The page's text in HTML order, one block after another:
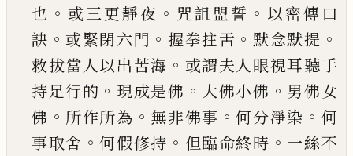
也 。 或三更靜夜 。 咒詛盟誓 。 以密傳口
訣 。 或緊閉六門 。 握拳拄舌 。默念默提 。
救拔當人以出苦海 。 或謂夫人眼視耳聽手
持足行的 。 現成是佛 。 大佛小佛 。 男佛女
佛 。 所作所為 。 無非佛事 。何分淨染 。 何
事取舍 。何假修持 。 但臨命終時 。 一絲不